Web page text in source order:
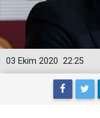
22:25
03 Ekim 2020